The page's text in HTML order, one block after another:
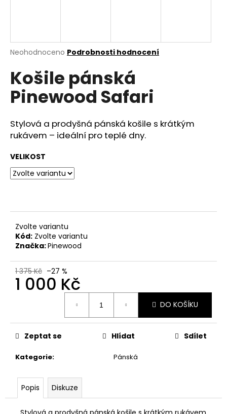
Průměrné
produktu
je
0,0
hvězdiček.
Neohodnoceno Podrobnosti hodnocení
Košile pánská
Pinewood Safari
Stylová a prodyšná pánská košile s krátkým
rukávem – ideální pro teplé dny.
VELIKOST
Zvolte variantu
Kód: Zvolte variantu
Značka:Pinewood
1 375 Kč –27 %
1 000 Kč
DO KOŠÍKU
Kategorie: Pánská
Zeptat se Hlídat Sdílet
Popis Diskuze
í
t
D
o
p
č
u
e
m
e
PLETENÁ
ČEPICE
Kč